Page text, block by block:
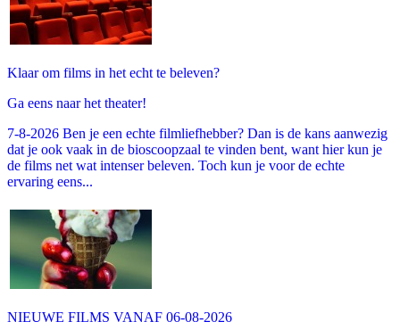
Klaar om films in het echt te beleven?
Ga eens naar het theater!
7-8-2026 Ben je een echte filmliefhebber? Dan is de kans aanwezig
dat je ook vaak in de bioscoopzaal te vinden bent, want hier kun je
de films net wat intenser beleven. Toch kun je voor de echte
ervaring eens...
NIEUWE FILMS VANAF 06-08-2026